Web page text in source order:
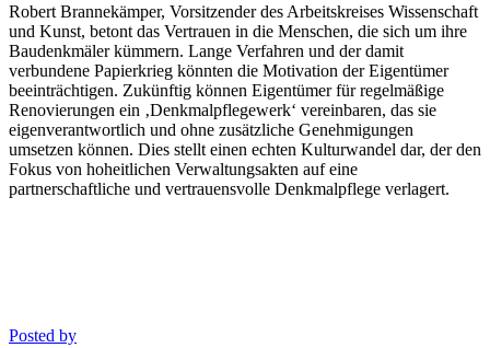
Robert Brannekämper, Vorsitzender des Arbeitskreises Wissenschaft
und Kunst, betont das Vertrauen in die Menschen, die sich um ihre
Baudenkmäler kümmern. Lange Verfahren und der damit
verbundene Papierkrieg könnten die Motivation der Eigentümer
beeinträchtigen. Zukünftig können Eigentümer für regelmäßige
Renovierungen ein ‚Denkmalpflegewerk‘ vereinbaren, das sie
eigenverantwortlich und ohne zusätzliche Genehmigungen
umsetzen können. Dies stellt einen echten Kulturwandel dar, der den
Fokus von hoheitlichen Verwaltungsakten auf eine
partnerschaftliche und vertrauensvolle Denkmalpflege verlagert.
Posted by